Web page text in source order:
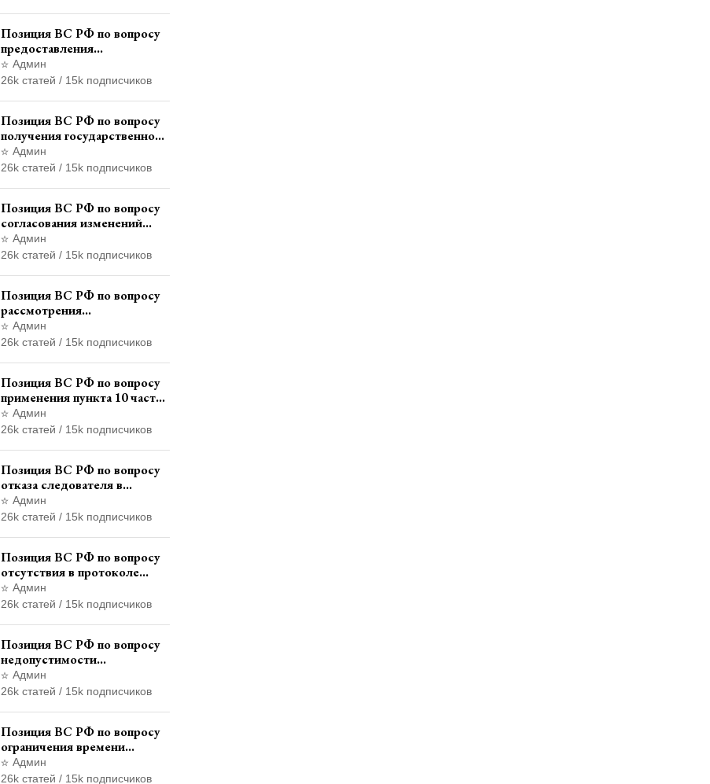
свободы
Позиция ВС РФ по вопросу
предоставления
страховщикам копий
документов дела об
автотехнической экспертизы
Админ
26k статей / 15k подписчиков
Позиция ВС РФ по вопросу
получения государственной
услуги по регистрации
транспортного средства
Админ
26k статей / 15k подписчиков
Позиция ВС РФ по вопросу
согласования изменений
границ населенного пункта с
земель лесного фонда
Админ
26k статей / 15k подписчиков
Позиция ВС РФ по вопросу
рассмотрения
дополнительной
кассационной жалобы
Админ
26k статей / 15k подписчиков
Позиция ВС РФ по вопросу
применения пункта 10 части
1 статьи 448 УПК РФ к
лицам, уволенным из
Админ
26k статей / 15k подписчиков
Позиция ВС РФ по вопросу
отказа следователя в
назначении
психофизиологического
использованием полиграфа
Админ
26k статей / 15k подписчиков
Позиция ВС РФ по вопросу
отсутствия в протоколе
судебного заседания
указания на возможность
аудиозаписи
Админ
26k статей / 15k подписчиков
Позиция ВС РФ по вопросу
недопустимости
использования в приговоре
доказательств, не
Админ
26k статей / 15k подписчиков
Позиция ВС РФ по вопросу
ограничения времени
дополнительного
ознакомления с материалами
Админ
26k статей / 15k подписчиков